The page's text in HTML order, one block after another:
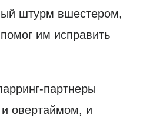
штурм вшестером,
им исправить
партнеры
овертаймом, и